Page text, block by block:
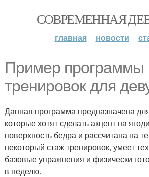
СОВРЕМЕННАЯ
главная новости
Пример программы
тренировок для
Данная программа предназначена
которые хотят сделать акцент на
поверхность бедра и рассчитана на
некоторый стаж тренировок, умеет
базовые упражнения и физически
в неделю.